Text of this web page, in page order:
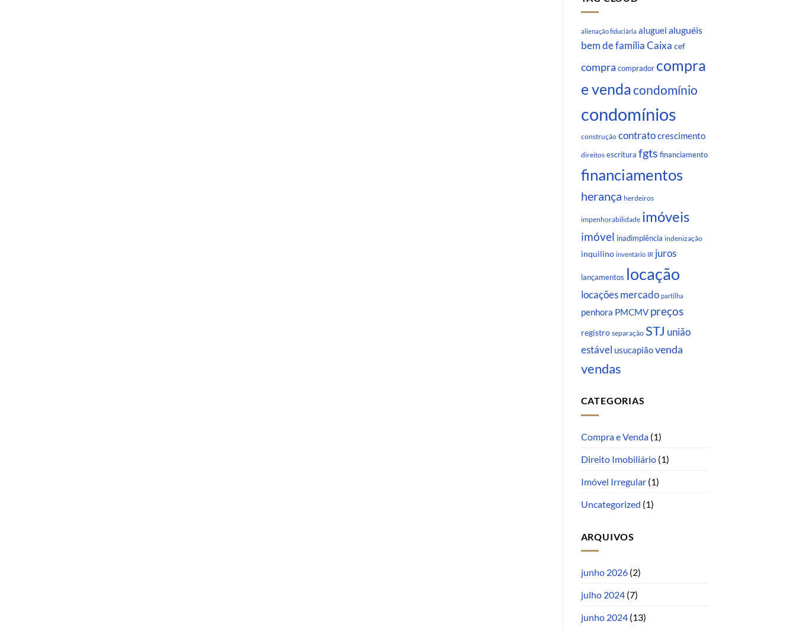
alienação fiduciária aluguel aluguéis
bem de família Caixa cef
compra comprador compra
e vendacondomínio
condomínios
construção contratocrescimento
direitos escritura fgts financiamento
financiamentos
herança herdeiros
impenhorabilidade imóveis
imóvel inadimplência indenização
inquilino inventário IR juros
lançamentos locação
locações mercado partilha
penhora PMCMV preços
registro separação STJ união
estável usucapiãovenda
vendas
CATEGORIAS
Compra e Venda(1)
Direito Imobiliário(1)
Imóvel Irregular(1)
Uncategorized (1)
ARQUIVOS
junho 2026(2)
julho 2024(7)
junho 2024(13)